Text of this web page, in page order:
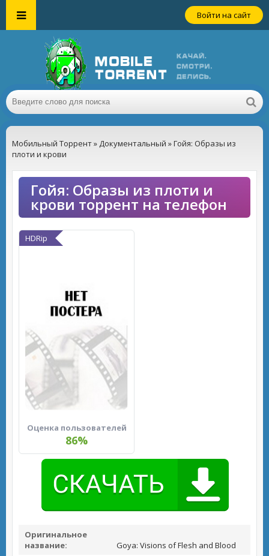
Войти на сайт
Мобильный Торрент» Документальный » Гойя: Образы из
плоти и крови
Гойя: Образы из плоти и
крови торрент на телефон
HDRip
Оценка пользователей
86%
Оригинальное
название:
Goya: Visions of Flesh and Blood